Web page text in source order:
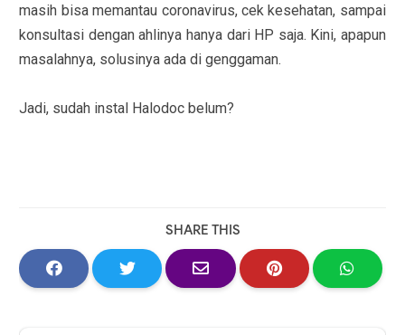
masih bisa memantau coronavirus, cek kesehatan, sampai
konsultasi dengan ahlinya hanya dari HP saja. Kini, apapun
masalahnya, solusinya ada di genggaman.
Jadi, sudah instal Halodoc belum?
SHARE THIS